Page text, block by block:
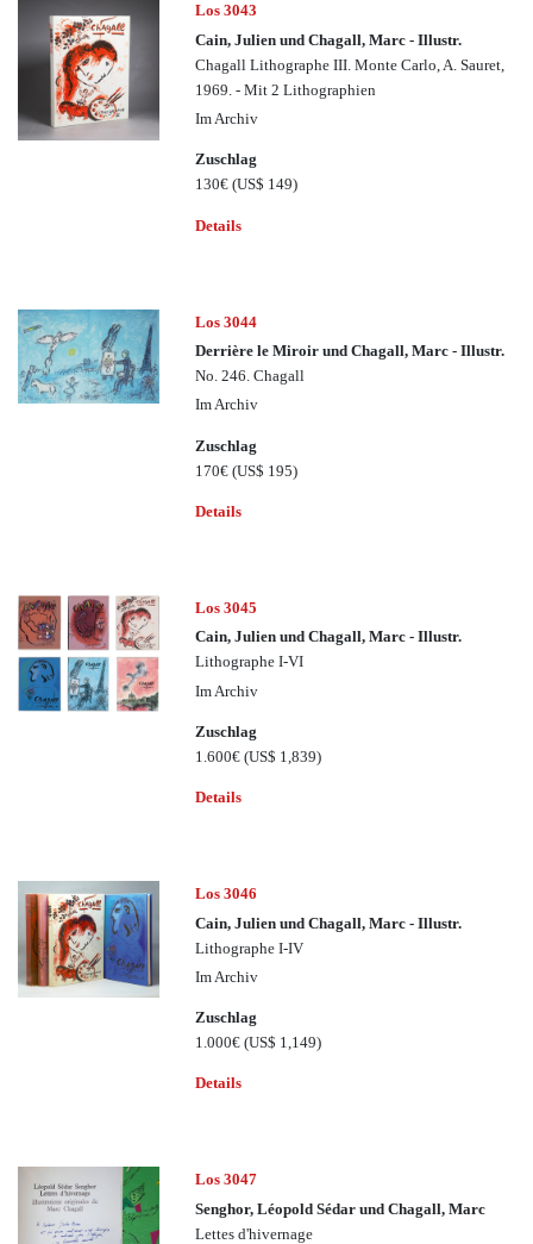
Los 3043
Cain, Julien und Chagall, Marc - Illustr.
Chagall Lithographe III. Monte Carlo, A. Sauret,
1969. - Mit 2 Lithographien
Im Archiv
Zuschlag
130€(US$ 149)
Details
Los 3044
Derrière le Miroir und Chagall, Marc - Illustr.
No. 246. Chagall
Im Archiv
Zuschlag
170€(US$ 195)
Details
Los 3045
Cain, Julien und Chagall, Marc - Illustr.
Lithographe I-VI
Im Archiv
Zuschlag
1.600€(US$ 1,839)
Details
Los 3046
Cain, Julien und Chagall, Marc - Illustr.
Lithographe I-IV
Im Archiv
Zuschlag
1.000€(US$ 1,149)
Details
Los 3047
Senghor, Léopold Sédar und Chagall, Marc
Lettes d'hivernage